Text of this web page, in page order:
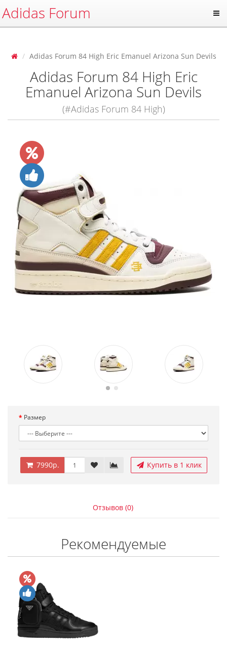
Adidas Forum
Adidas Forum 84 High Eric Emanuel Arizona Sun Devils
Adidas Forum 84 High Eric
Emanuel Arizona Sun Devils
(#Adidas Forum 84 High)
Размер
7990р. Купить в 1 клик
Отзывов (0)
Рекомендуемые